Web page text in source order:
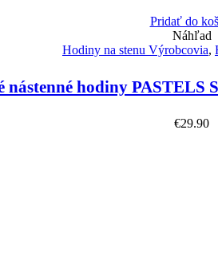
Pridať do
Náhľad
Hodiny na stenu Výrobcovia,
nástenné hodiny PASTELS
€29.90